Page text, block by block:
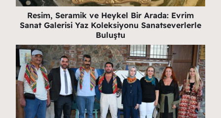
Resim, Seramik ve Heykel Bir Arada: Evrim
Sanat Galerisi Yaz Koleksiyonu Sanatseverlerle
Buluştu